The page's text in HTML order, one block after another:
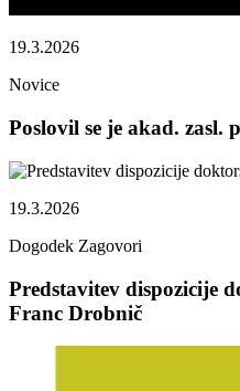
19.3.2026
Novice
Poslovil se je akad.
19.3.2026
Dogodek Zagovori
Predstavitev dispozicije
Franc Drobnič